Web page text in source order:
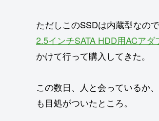
ただしこのSSDは内蔵型なの
2.5インチSATA HDD用ACアダ
かけて行って購入してきた。
この数日、人と会っているか
も目処がついたところ。